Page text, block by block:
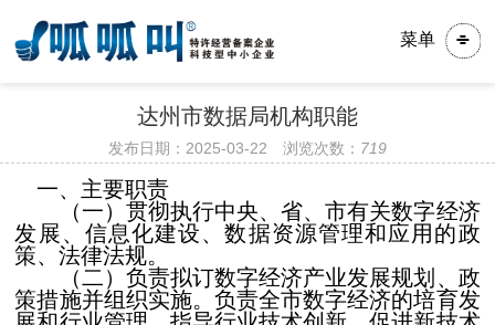
菜单
达州市数据局机构职能
发布日期：2025-03-22 浏览次数： 719
一、主要职责
（一）贯彻执行中央、省、市有关数字经济
发展、信息化建设、数据资源管理和应用的政
策、法律法规。
（二）负责拟订数字经济产业发展规划、政
策措施并组织实施。负责全市数字经济的培育发